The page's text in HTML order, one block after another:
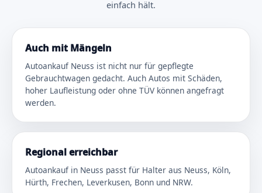
einfach hält.
Auch mit Mängeln
Autoankauf Neuss ist nicht nur für gepflegte
Gebrauchtwagen gedacht. Auch Autos mit Schäden,
hoher Laufleistung oder ohne TÜV können angefragt
werden.
Regional erreichbar
Autoankauf in Neuss passt für Halter aus Neuss, Köln,
Hürth, Frechen, Leverkusen, Bonn und NRW.